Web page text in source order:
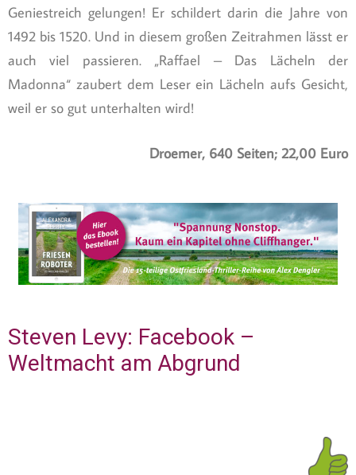
Geniestreich gelungen! Er schildert darin die Jahre von
1492 bis 1520. Und in diesem großen Zeitrahmen lässt er
auch viel passieren. „Raffael – Das Lächeln der
Madonna“ zaubert dem Leser ein Lächeln aufs Gesicht,
weil er so gut unterhalten wird!
Droemer, 640 Seiten; 22,00 Euro
Steven Levy: Facebook –
Weltmacht am Abgrund